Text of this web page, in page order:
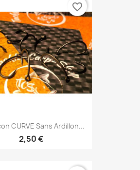
CURVE Sans Ardillon...
2,50 €
favorite_border